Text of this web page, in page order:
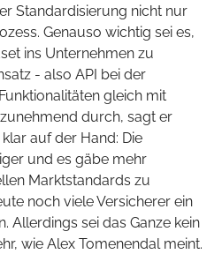
Standardisierung nicht nur
Genauso wichtig sei es,
ins Unternehmen zu
- also API bei der
gleich mit
durch, sagt er
auf der Hand: Die
und es gäbe mehr
Marktstandards zu
noch viele Versicherer ein
Allerdings sei das Ganze kein
wie Alex Tomenendal meint.